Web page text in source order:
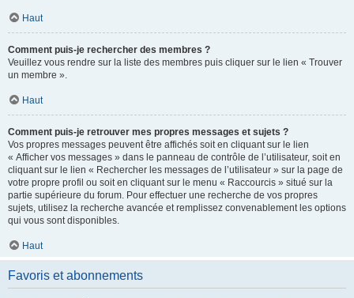
Haut
Comment puis-je rechercher des membres ?
Veuillez vous rendre sur la liste des membres puis cliquer sur le lien « Trouver
un membre ».
Haut
Comment puis-je retrouver mes propres messages et sujets ?
Vos propres messages peuvent être affichés soit en cliquant sur le lien
« Afficher vos messages » dans le panneau de contrôle de l’utilisateur, soit en
cliquant sur le lien « Rechercher les messages de l’utilisateur » sur la page de
votre propre profil ou soit en cliquant sur le menu « Raccourcis » situé sur la
partie supérieure du forum. Pour effectuer une recherche de vos propres
sujets, utilisez la recherche avancée et remplissez convenablement les options
qui vous sont disponibles.
Haut
Favoris et abonnements